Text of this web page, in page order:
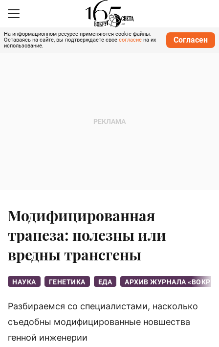
На информационном ресурсе применяются cookie-файлы.
Оставаясь на сайте, вы подтверждаете свое согласие на их
использование.
Согласен
Модифицированная
трапеза: полезны или
вредны трансгены
НАУКА ГЕНЕТИКА ЕДА АРХИВ ЖУРНАЛА «ВОКРУГ
Разбираемся со специалистами, насколько
съедобны модифицированные новшества
генной инженерии